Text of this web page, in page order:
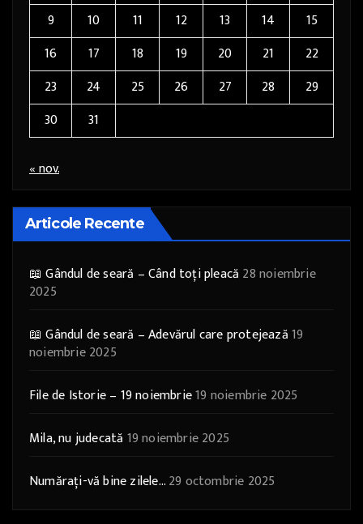
9
10 11 12 13 14
15
16
17 18 19 20 21
22
23
24 25 26 27 28
29
30
31
« nov.
Articole Recente
📖 Gândul de seară – Când toți pleacă 28 noiembrie
2025
📖 Gândul de seară – Adevărul care protejează19
noiembrie 2025
File de Istorie – 19 noiembrie19 noiembrie 2025
Mila, nu judecată 19 noiembrie 2025
Numărați-vă bine zilele…29 octombrie 2025